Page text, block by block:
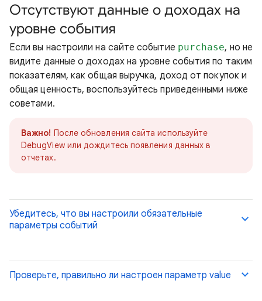
Отсутствуют данные о доходах на
уровне события
Если вы настроили на сайте событие purchase, но не
видите данные о доходах на уровне события по таким
показателям, как общая выручка, доход от покупок и
общая ценность, воспользуйтесь приведенными ниже
советами.
Важно! После обновления сайта используйте
DebugView или дождитесь появления данных в
отчетах.
Убедитесь, что вы настроили обязательные
параметры событий
Проверьте, правильно ли настроен параметр value